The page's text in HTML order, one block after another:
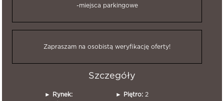
-miejsca parkingowe
Zapraszam na osobistą weryfikację oferty!
Szczegóły
►
Rynek:
► Piętro: 2